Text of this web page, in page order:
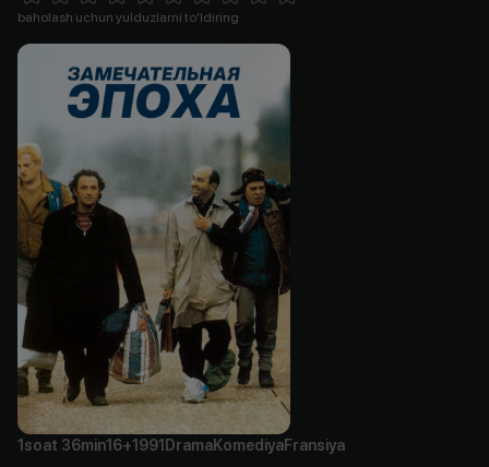
1 Star 2 Stars 3 Stars 4 Stars5 Stars 6 Stars7 Stars8 Stars
baholash uchun yulduzlarni to'ldiring
1soat 36min16+1991 DramaKomediyaFransiya